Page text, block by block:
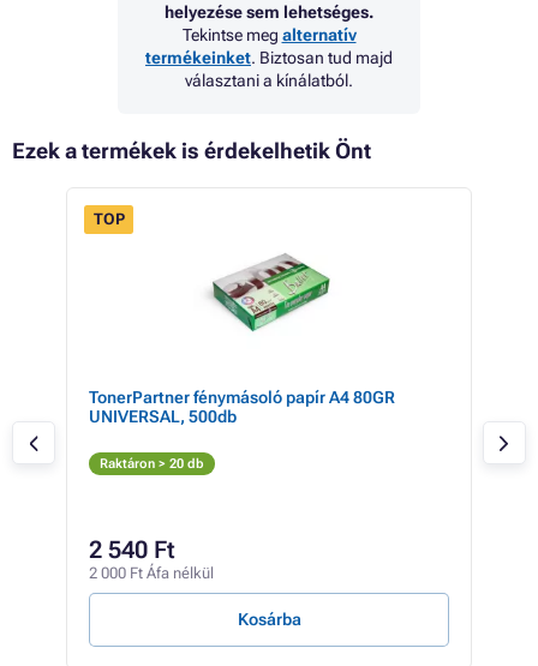
helyezése sem lehetséges.
Tekintse meg alternatív
termékeinket. Biztosan tud majd
választani a kínálatból.
Ezek a termékek is érdekelhetik Önt
TOP
TonerPartner fénymásoló papír A4 80GR
UNIVERSAL, 500db
Raktáron > 20 db
2 540 Ft
2 000 Ft Áfa nélkül
Kosárba